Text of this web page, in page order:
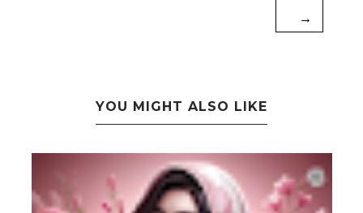
→
YOU MIGHT ALSO LIKE